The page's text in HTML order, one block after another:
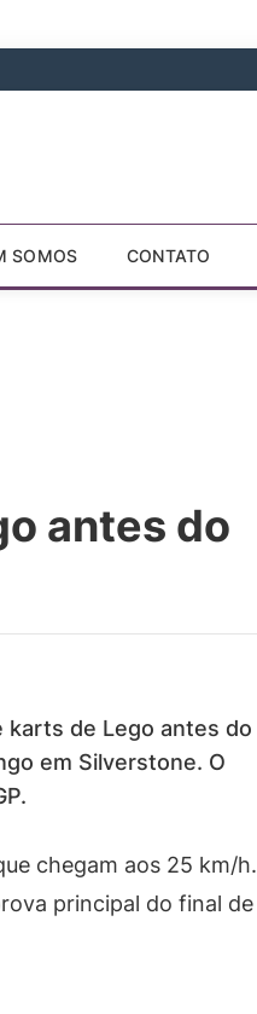
SOMOS CONTATO
antes do
karts de Lego antes do
em Silverstone. O
chegam aos 25 km/h.
principal do final de